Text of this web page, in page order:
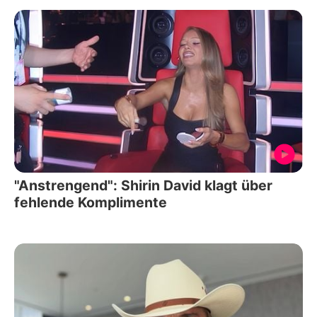
"Anstrengend": Shirin David klagt über
fehlende Komplimente